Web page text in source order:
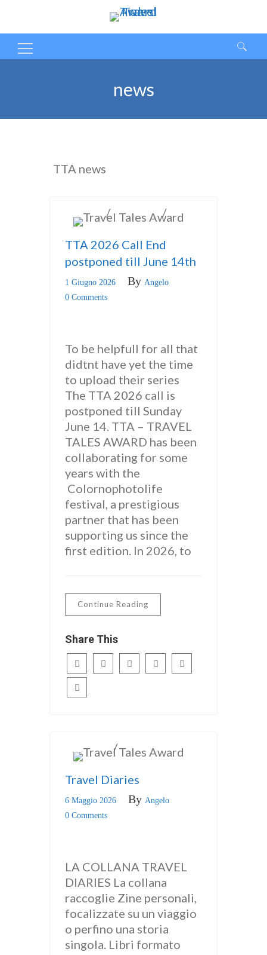
Ricerca
news
TTA news
INGLESE/ ITALIANO/news
TTA 2026 Call End
postponed till June 14th
1 Giugno 2026 By Angelo
0 Comments
To be helpfull for all that
didtnt have yet the time
to upload their series
The TTA 2026 call is
postponed till Sunday
June 14. TTA – TRAVEL
TALES AWARD has been
collaborating for some
years with the
Colornophotolife
festival, a prestigious
partner that has been
supporting us since the
first edition. In 2026, to
Continue Reading
Share This
ITALIANO/news
Travel Diaries
6 Maggio 2026 By Angelo
0 Comments
LA COLLANA TRAVEL
DIARIES La collana
raccoglie Zine personali,
focalizzate su un viaggio
o perfino una storia
singola. Libri formato